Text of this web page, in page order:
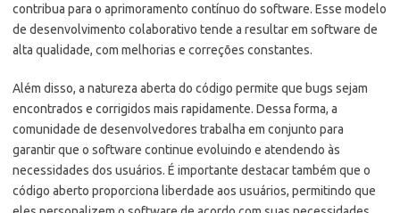
contribua para o aprimoramento contínuo do software. Esse modelo
de desenvolvimento colaborativo tende a resultar em software de
alta qualidade, com melhorias e correções constantes.
Além disso, a natureza aberta do código permite que bugs sejam
encontrados e corrigidos mais rapidamente. Dessa forma, a
comunidade de desenvolvedores trabalha em conjunto para
garantir que o software continue evoluindo e atendendo às
necessidades dos usuários. É importante destacar também que o
código aberto proporciona liberdade aos usuários, permitindo que